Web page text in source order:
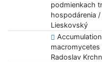
podmienkach
hospodárenia
Lieskovský
macromycetes
Radoslav